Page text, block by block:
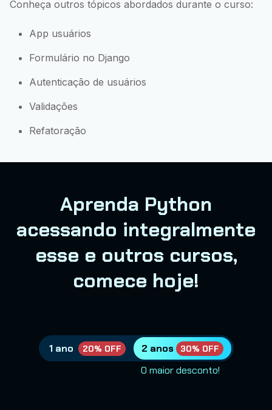
Conheça outros tópicos abordados durante o curso:
App usuários
Formulário no Django
Autenticação de usuários
Validações
Refatoração
Aprenda Python
acessando integralmente
esse e outros cursos,
comece hoje!
1 ano 20% OFF 2 anos 30% OFF
O maior desconto!